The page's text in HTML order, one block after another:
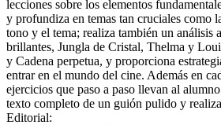
lecciones sobre los elementos
y profundiza en temas tan cruciales como
tono y el tema; realiza también un análisis
brillantes, Jungla de Cristal, Thelma y
y Cadena perpetua, y proporciona
entrar en el mundo del cine. Además en
ejercicios que paso a paso llevan al
texto completo de un guión pulido y
Editorial: